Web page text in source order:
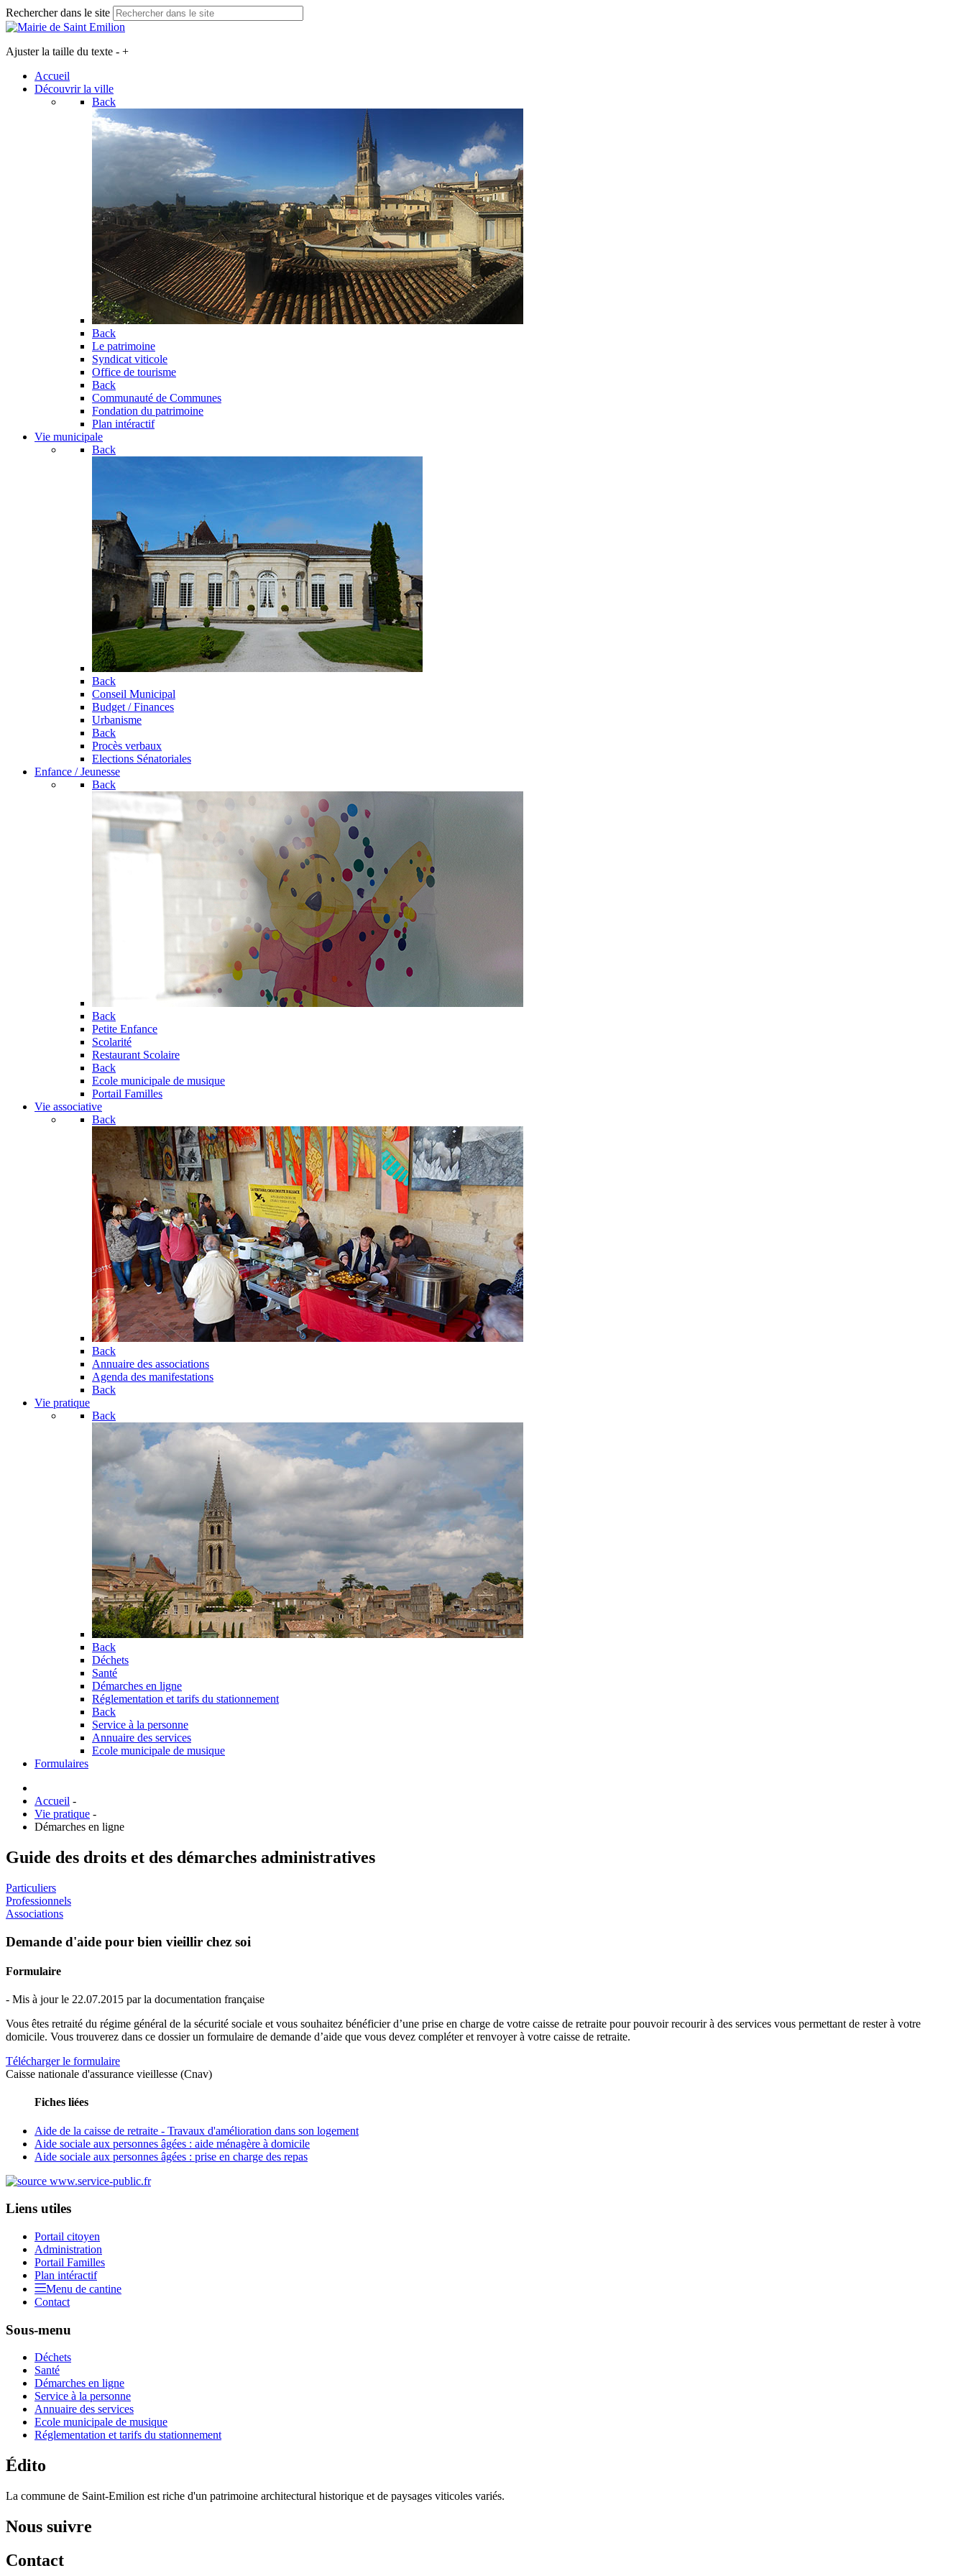
Rechercher dans le site
Ajuster la taille du texte - +
Accueil
Découvrir la ville
Back
Back
Le patrimoine
Syndicat viticole
Office de tourisme
Back
Communauté de Communes
Fondation du patrimoine
Plan intéractif
Vie municipale
Back
Back
Conseil Municipal
Budget / Finances
Urbanisme
Back
Procès verbaux
Elections Sénatoriales
Enfance / Jeunesse
Back
Back
Petite Enfance
Scolarité
Restaurant Scolaire
Back
Ecole municipale de musique
Portail Familles
Vie associative
Back
Back
Annuaire des associations
Agenda des manifestations
Back
Vie pratique
Back
Back
Déchets
Santé
Démarches en ligne
Réglementation et tarifs du stationnement
Back
Service à la personne
Annuaire des services
Ecole municipale de musique
Formulaires
Accueil -
Vie pratique -
Démarches en ligne
Guide des droits et des démarches administratives
Particuliers
Professionnels
Associations
Demande d'aide pour bien vieillir chez soi
Formulaire
- Mis à jour le 22.07.2015 par la documentation française
Vous êtes retraité du régime général de la sécurité sociale et vous souhaitez bénéficier d’une prise en charge de votre caisse de retraite pour pouvoir recourir à des services vous permettant de rester à votre
domicile. Vous trouverez dans ce dossier un formulaire de demande d’aide que vous devez compléter et renvoyer à votre caisse de retraite.
Télécharger le formulaire
Caisse nationale d'assurance vieillesse (Cnav)
Fiches liées
Aide de la caisse de retraite - Travaux d'amélioration dans son logement
Aide sociale aux personnes âgées : aide ménagère à domicile
Aide sociale aux personnes âgées : prise en charge des repas
Liens utiles
Portail citoyen
Administration
Portail Familles
Plan intéractif
Menu de cantine
Contact
Sous-menu
Déchets
Santé
Démarches en ligne
Service à la personne
Annuaire des services
Ecole municipale de musique
Réglementation et tarifs du stationnement
Édito
La commune de Saint-Emilion est riche d'un patrimoine architectural historique et de paysages viticoles variés.
Nous suivre
Contact